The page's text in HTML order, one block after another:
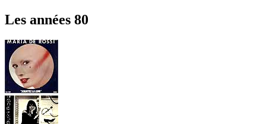
Les années 80